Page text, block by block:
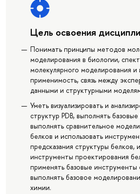
Цель освоения
Понимать принципы методов
моделирования в биологии,
молекулярного моделирования и
применимость, связь между
данными и структурными
Уметь визуализировать и
структур PDB, выполнять
выполнять сравнительное
белков и использовать
предсказания структуры белков,
инструменты проектирования
применять базовые инструменты
выполнять базовое
химии.